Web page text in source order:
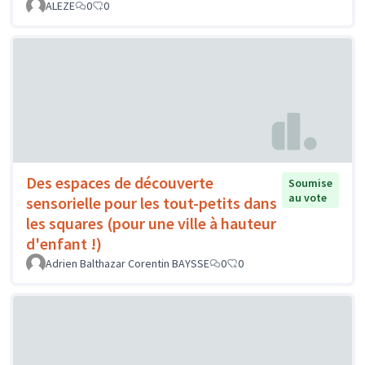
ALEZE 0 0
Des espaces de découverte
sensorielle pour les tout-petits dans
les squares (pour une ville à hauteur
d'enfant !)
Soumise
au vote
Adrien Balthazar Corentin BAYSSE 0 0